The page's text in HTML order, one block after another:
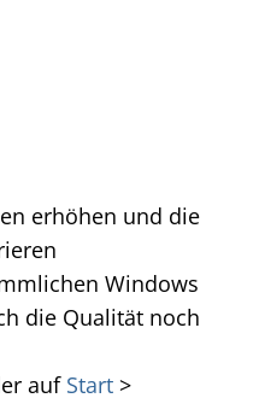
erhöhen und die
Windows
die Qualität noch
auf Start >